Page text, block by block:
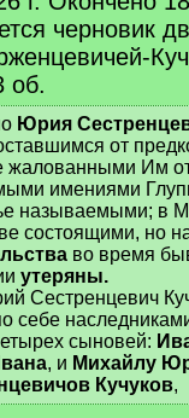
черновик
об.
Юрия
от
жалованными Им
имениями
называемыми; в
состоящими, но
во время
утеряны.
Сестренцевич
себе
сыновей:
, и Михайлу
Кучуков,